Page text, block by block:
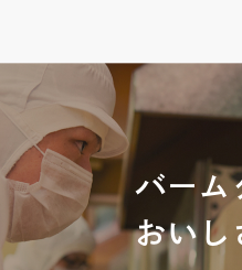
バーム
おいし